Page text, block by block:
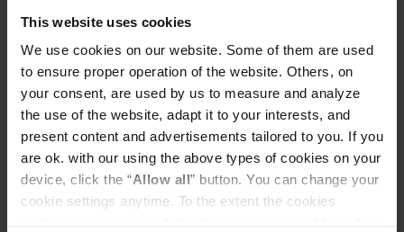
This website uses cookies
We use cookies on our website. Some of them are used
to ensure proper operation of the website. Others, on
your consent, are used by us to measure and analyze
the use of the website, adapt it to your interests, and
present content and advertisements tailored to you. If you
are ok. with our using the above types of cookies on your
device, click the “Allow all” button. You can change your
cookie settings anytime. To the extent the cookies